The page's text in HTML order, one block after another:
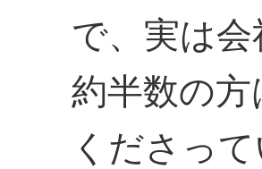
で、実は
約半数の
くださっ